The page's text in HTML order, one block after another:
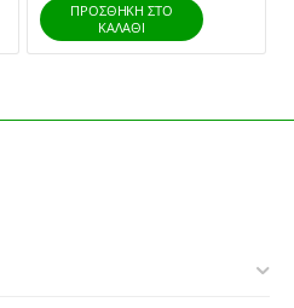
ΠΡΟΣΘΉΚΗ ΣΤΟ
ΚΑΛΆΘΙ